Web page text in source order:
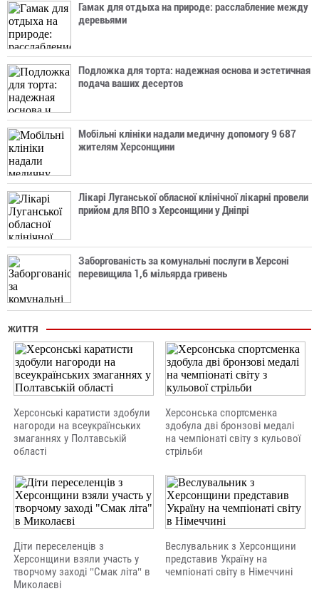
Гамак для отдыха на природе: расслабление между
деревьями
Подложка для торта: надежная основа и эстетичная
подача ваших десертов
Мобільні клініки надали медичну допомогу 9 687
жителям Херсонщини
Лікарі Луганської обласної клінічної лікарні провели
прийом для ВПО з Херсонщини у Дніпрі
Заборгованість за комунальні послуги в Херсоні
перевищила 1,6 мільярда гривень
ЖИТТЯ
Херсонські каратисти здобули
нагороди на всеукраїнських
змаганнях у Полтавській
області
Херсонська спортсменка
здобула дві бронзові медалі
на чемпіонаті світу з кульової
стрільби
Діти переселенців з
Херсонщини взяли участь у
творчому заході "Смак літа" в
Миколаєві
Веслувальник з Херсонщини
представив Україну на
чемпіонаті світу в Німеччині